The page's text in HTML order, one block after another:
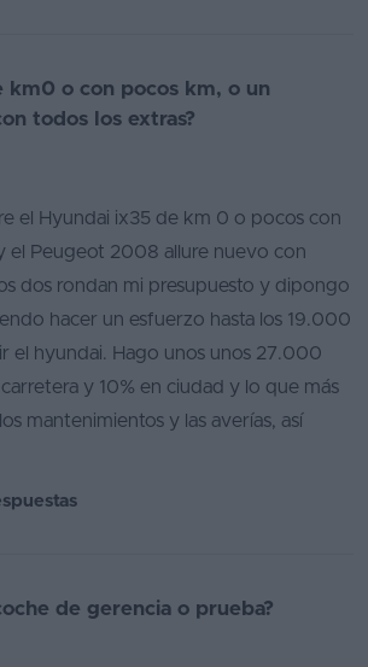
km0 o con pocos km, o un
todos los extras?
el Hyundai ix35 de km 0 o pocos con
el Peugeot 2008 allure nuevo con
dos rondan mi presupuesto y dipongo
hacer un esfuerzo hasta los 19.000
el hyundai. Hago unos unos 27.000
y 10% en ciudad y lo que más
mantenimientos y las averías, así
de gerencia o prueba?